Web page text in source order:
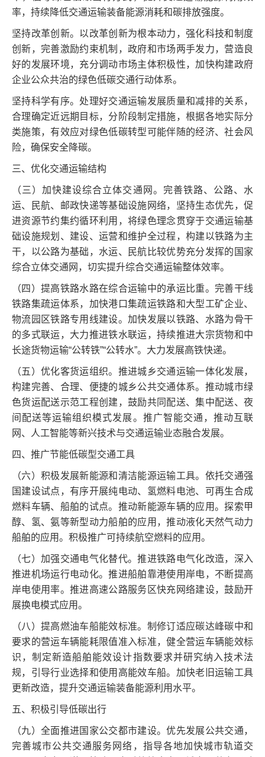
率，持续降低交通运输装备能源消耗和碳排放强度。
坚持改革创新。以改革创新为根本动力，强化科技和制度
创新，完善激励约束机制，政府和市场两手发力，营造良
好的发展环境，充分调动市场主体积极性，加快构建政府
企业公众共治的绿色低碳交通行动体系。
坚持科学有序。处理好交通运输发展质量和减排的关系，
合理确定近远期目标，分阶段制定措施，根据各地实际分
类施策，有效应对绿色低碳转型可能伴随的经济、社会风
险，确保安全降碳。
三、优化交通运输结构
（三）加快建设综合立体交通网。完善铁路、公路、水
运、民航、邮政快递等基础设施网络，坚持生态优先，促
进资源节约集约循环利用，将绿色理念贯穿于交通运输基
础设施规划、建设、运营和维护全过程，构建以铁路为主
干，以公路为基础，水运、民航比较优势充分发挥的国家
综合立体交通网，切实提升综合交通运输整体效率。
（四）提高铁路水路在综合运输中的承运比重。完善干线
铁路集疏运体系，加快港口集疏运铁路和大型工矿企业、
物流园区铁路专用线建设。加快发展以铁路、水路为骨干
的多式联运，大力推进铁水联运，持续推进大宗货物和中
长途货物运输“公转铁”“公转水”。大力发展高铁快递。
（五）优化客货运组织。推进城乡交通运输一体化发展，
构建完善、合理、便捷的城乡公共交通体系。推动城市绿
色货运配送示范工程创建，鼓励共同配送、集中配送、夜
间配送等运输组织模式发展。推广智能交通，推动互联
网、人工智能等新兴技术与交通运输业态融合发展。
四、推广节能低碳型交通工具
（六）积极发展新能源和清洁能源运输工具。依托交通强
国建设试点，有序开展纯电动、氢燃料电池、可再生合成
燃料车辆、船舶的试点。推动新能源车辆的应用。探索甲
醇、氢、氨等新型动力船舶的应用，推动液化天然气动力
船舶的应用。积极推广可持续航空燃料的应用。
（七）加强交通电气化替代。推进铁路电气化改造，深入
推进机场运行电动化。推进船舶靠港使用岸电，不断提高
岸电使用率。推进高速公路服务区快充网络建设，鼓励开
展换电模式应用。
（八）提高燃油车船能效标准。制修订适应碳达峰碳中和
要求的营运车辆能耗限值准入标准，健全营运车辆能效标
识，制定新造船舶能效设计指数要求并研究纳入技术法
规，引导行业选择和使用高能效车船。加快老旧运输工具
更新改造，提升交通运输装备能源利用水平。
五、积极引导低碳出行
（九）全面推进国家公交都市建设。优先发展公共交通，
完善城市公共交通服务网络，指导各地加快城市轨道交